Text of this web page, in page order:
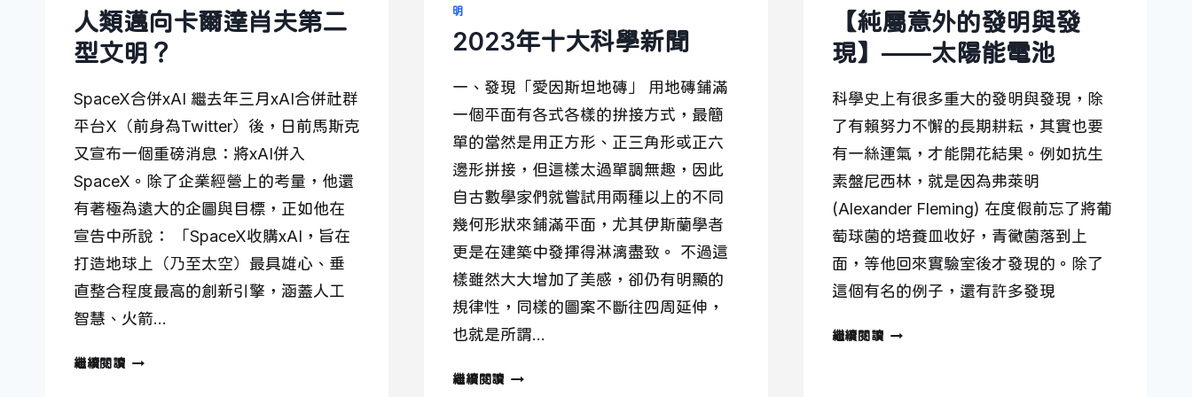
人類邁向卡爾達肖夫第二
型文明？
SpaceX合併xAI 繼去年三月xAI合併社群
平台X（前身為Twitter）後，日前馬斯克
又宣布一個重磅消息：將xAI併入
SpaceX。除了企業經營上的考量，他還
有著極為遠大的企圖與目標，正如他在
宣告中所說： 「SpaceX收購xAI，旨在
打造地球上（乃至太空）最具雄心、垂
直整合程度最高的創新引擎，涵蓋人工
智慧、火箭…
繼續閱讀人
明
2023年十大科學新聞
一、發現「愛因斯坦地磚」 用地磚鋪滿
一個平面有各式各樣的拚接方式，最簡
單的當然是用正方形、正三角形或正六
邊形拼接，但這樣太過單調無趣，因此
自古數學家們就嘗試用兩種以上的不同
幾何形狀來鋪滿平面，尤其伊斯蘭學者
更是在建築中發揮得淋漓盡致。 不過這
樣雖然大大增加了美感，卻仍有明顯的
規律性，同樣的圖案不斷往四周延伸，
也就是所謂…
繼續閱讀 2023
【純屬意外的發明與發
現】——太陽能電池
科學史上有很多重大的發明與發現，除
了有賴努力不懈的長期耕耘，其實也要
有一絲運氣，才能開花結果。例如抗生
素盤尼西林，就是因為弗萊明
(Alexander Fleming) 在度假前忘了將葡
萄球菌的培養皿收好，青黴菌落到上
面，等他回來實驗室後才發現的。除了
這個有名的例子，還有許多發現
繼續閱讀【純